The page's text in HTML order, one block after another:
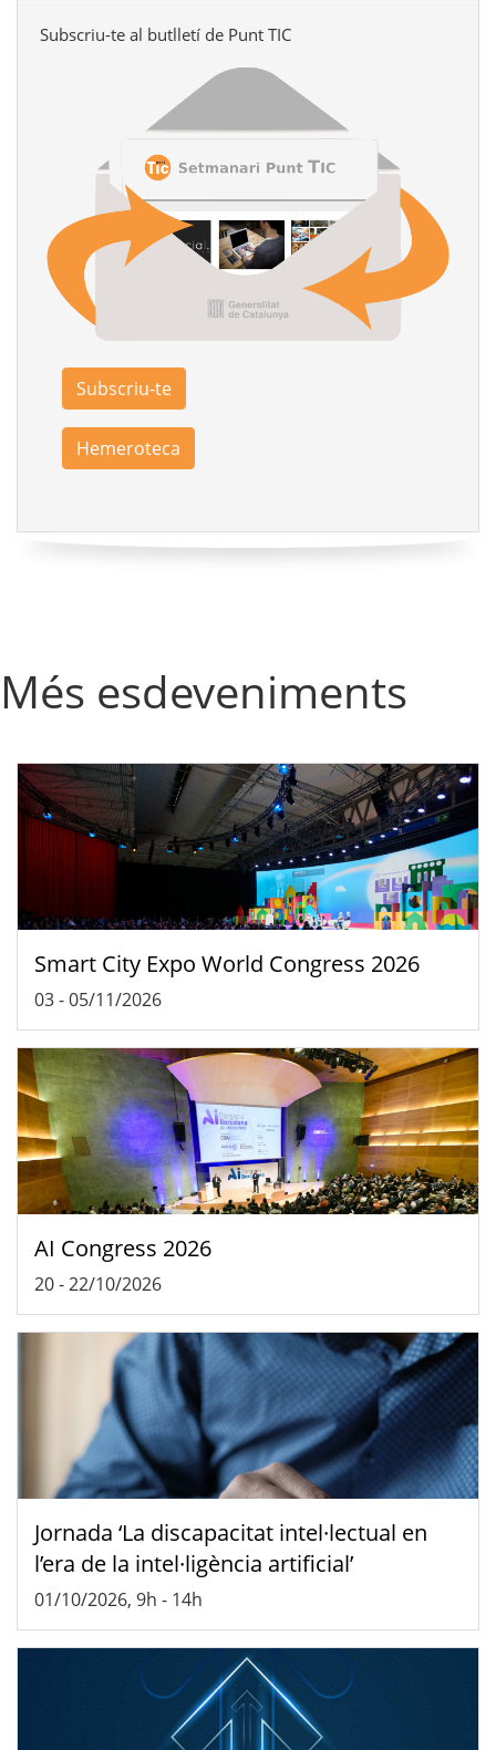
Subscriu-te al butlletí de Punt TIC
Subscriu-te
Hemeroteca
Més esdeveniments
Smart City Expo World Congress 2026
03-05/11/2026
AI Congress 2026
20-22/10/2026
Jornada ‘La discapacitat intel·lectual en
l’era de la intel·ligència artificial’
01/10/2026, 9h - 14h